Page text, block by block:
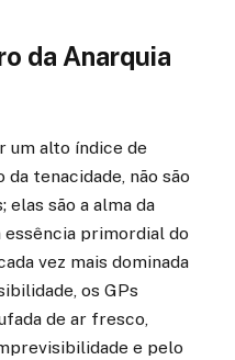
da Anarquia
um alto índice de
tenacidade, não são
são a alma da
essência primordial do
vez mais dominada
os GPs
de ar fresco,
e pelo